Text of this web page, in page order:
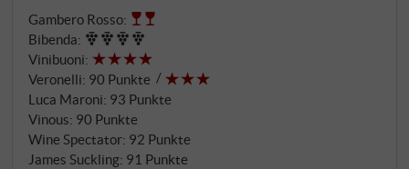
lebendigen Säure begleitet werden. Feiner, süßer
Schmelz im langen Nachhall. Ein schon jung
trinkreifer, authentischer und angenehm eleganter
Bio-Wein aus dem Herzen des Montepulciano-
Gebietes. SUPERIORE.DE
Gambero Rosso:
Bibenda:
Vinibuoni:
Veronelli: 90 Punkte
Luca Maroni: 93 Punkte
Vinous: 90 Punkte
Wine Spectator: 92 Punkte
James Suckling: 91 Punkte